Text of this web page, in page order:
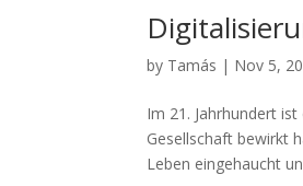
by Tamás | Nov 5,
Im 21. Jahrhundert
Gesellschaft bewirkt
Leben eingehaucht